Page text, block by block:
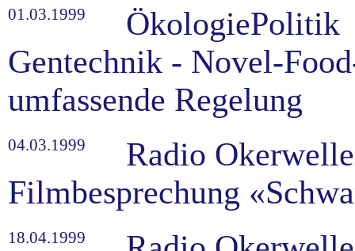
01.03.1999
ÖkologiePolitik
Gentechnik - Novel-
umfassende Regelung
04.03.1999
Radio
Filmbesprechung
18.04.1999